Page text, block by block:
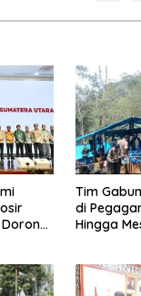
Tim
di
Hingga